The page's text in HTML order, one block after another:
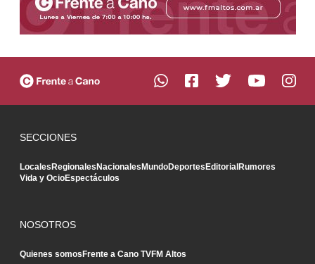
SECCIONES
LocalesRegionalesNacionalesMundoDeportesEditorialRumores
Vida y OcioEspectáculos
NOSOTROS
Quienes somosFrente a Cano TVFM Altos